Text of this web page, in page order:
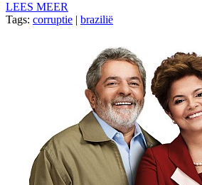
LEES MEER
Tags: corruptie brazilië